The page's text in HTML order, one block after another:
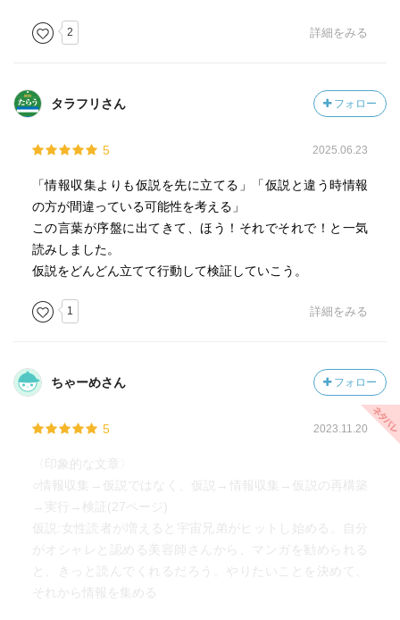
2 詳細をみる
タラフリさん フォロー
5 2025.06.23
「情報収集よりも仮説を先に立てる」「仮説と違う時情報
の方が間違っている可能性を考える」
この言葉が序盤に出てきて、ほう！それでそれで！と一気
読みしました。
仮説をどんどん立てて行動して検証していこう。
1 詳細をみる
ちゃーめさん フォロー
5 2023.11.20
〈印象的な文章〉
○情報収集→仮説ではなく、仮説→情報収集→仮説の再構築
→実行→検証(27ページ)
仮説:女性読者が増えると宇宙兄弟がヒットし始める。自分
がオシャレと認める美容師さんから、マンガを勧められる
と、きっと読んでくれるだろう。やりたいことを決めて、
それから情報を集める